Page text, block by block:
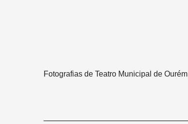
Fotografias de Teatro Municipal de Ourém